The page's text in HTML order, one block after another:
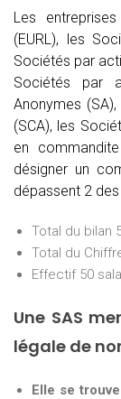
Les
(EURL), les
Sociétés par
Sociétés par
Anonymes
(SCA), les
en
désigner un
dépassent 2
Total du bilan
Total du
Effectif 50
Une SAS
légale de
Elle se